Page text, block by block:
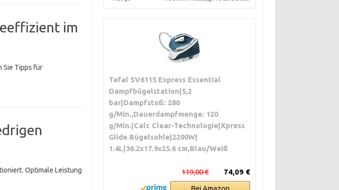
im
Sie Tipps für
Optimale Leistung
Tefal SV6115 Express Essential
Dampfbügelstation|5,2
bar|Dampfstoß: 280
g/Min.,Dauerdampfmenge: 120
g/Min.|Calc Clear-Technologie|Xpress
Glide Bügelsohle|2200W|
1.4L|36.2x17.9x25.6 cm,Blau/Weiß
74,09 €
119,00 €
Bei Amazon